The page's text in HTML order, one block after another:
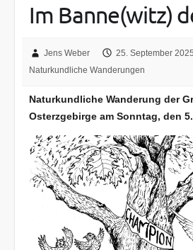
Im Banne(witz)
Jens Weber 25. September 2025
Naturkundliche Wanderungen
Naturkundliche Wanderung der
Osterzgebirge am Sonntag, den